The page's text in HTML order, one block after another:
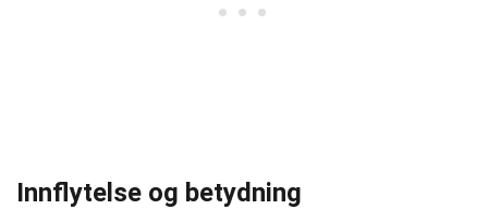
Innflytelse og betydning